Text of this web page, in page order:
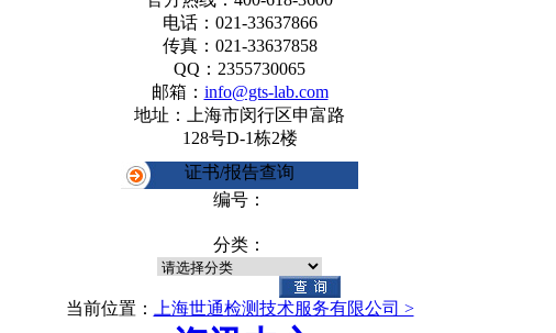
电话：021-33637866
传真：021-33637858
QQ：2355730065
邮箱： info@gts-lab.com
地址：上海市闵行区申富路
128号D-1栋2楼
证书/报告查询
编号：
分类：
当前位置： 上海世通检测技术服务有限公司 >